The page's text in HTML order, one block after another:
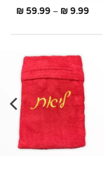
₪9.99
–
₪59.99